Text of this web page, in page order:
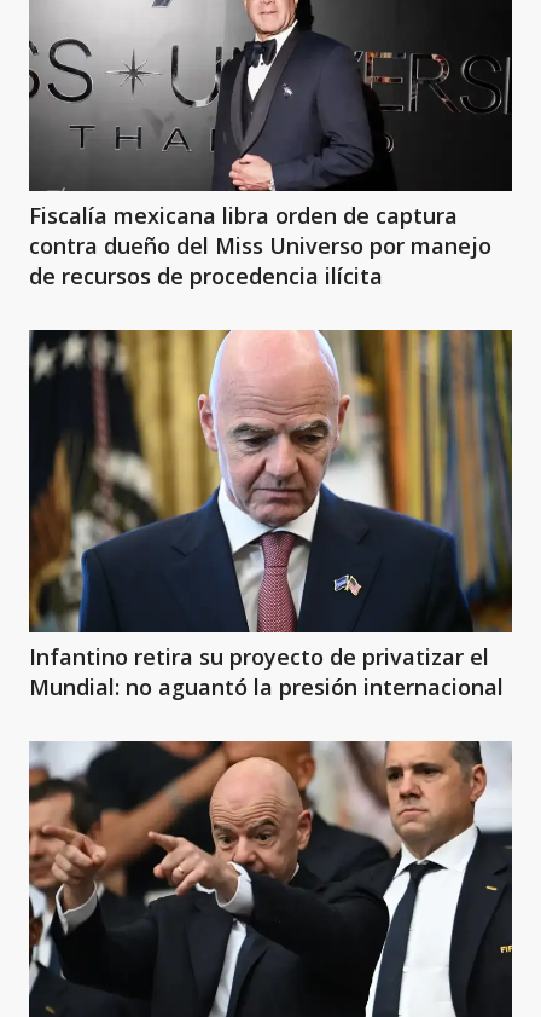
Fiscalía mexicana libra orden de captura
contra dueño del Miss Universo por manejo
de recursos de procedencia ilícita
Infantino retira su proyecto de privatizar el
Mundial: no aguantó la presión internacional